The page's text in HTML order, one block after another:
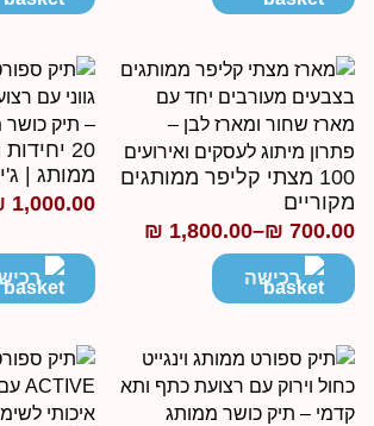
100 מצתי קליפר ממותגים
₪
–
₪1,800.00
רכישה
20 יחידות
ממותג | ג'ים
₪1,000.00
–
טווח
מחירים:
רכישה